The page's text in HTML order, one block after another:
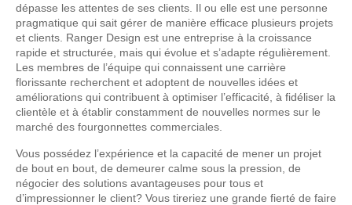
dépasse les attentes de ses clients. Il ou elle est une personne
pragmatique qui sait gérer de manière efficace plusieurs projets
et clients. Ranger Design est une entreprise à la croissance
rapide et structurée, mais qui évolue et s’adapte régulièrement.
Les membres de l’équipe qui connaissent une carrière
florissante recherchent et adoptent de nouvelles idées et
améliorations qui contribuent à optimiser l’efficacité, à fidéliser la
clientèle et à établir constamment de nouvelles normes sur le
marché des fourgonnettes commerciales.
Vous possédez l’expérience et la capacité de mener un projet
de bout en bout, de demeurer calme sous la pression, de
négocier des solutions avantageuses pour tous et
d’impressionner le client? Vous tireriez une grande fierté de faire